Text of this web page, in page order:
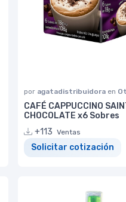
por agatadistribuidora en
CAFÉ CAPPUCCINO
CHOCOLATE x6 Sobres
+113 Ventas
Solicitar cotización